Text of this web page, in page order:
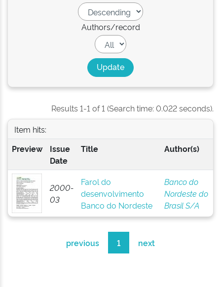
Authors/record
Results 1-1 of 1 (Search time: 0.022 seconds).
Item hits:
Preview
Issue
Date
Title Author(s)
2000-
03
Farol do
desenvolvimento
Banco do Nordeste
Banco do
Nordeste do
Brasil S/A
previous 1 next